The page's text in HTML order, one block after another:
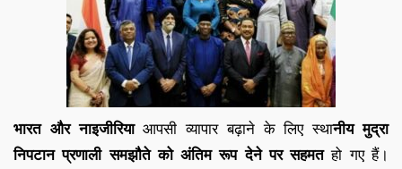
भारत और नाइजीरियाआपसी व्यापार बढ़ाने के लिए स्थानीय मुद्रा
निपटान प्रणाली समझौते को अंतिम रूप देने पर सहमतहो गए हैं।